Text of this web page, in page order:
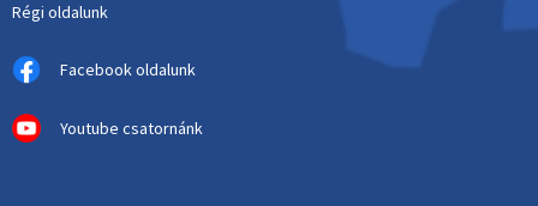
Régi oldalunk
Facebook oldalunk
Youtube csatornánk